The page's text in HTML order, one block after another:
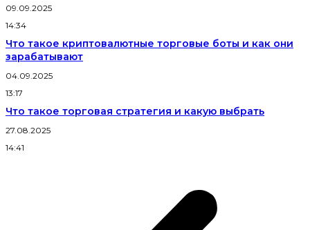
09.09.2025
14:34
Что такое криптовалютные торговые боты и как они
зарабатывают
04.09.2025
13:17
Что такое торговая стратегия и какую выбрать
27.08.2025
14:41